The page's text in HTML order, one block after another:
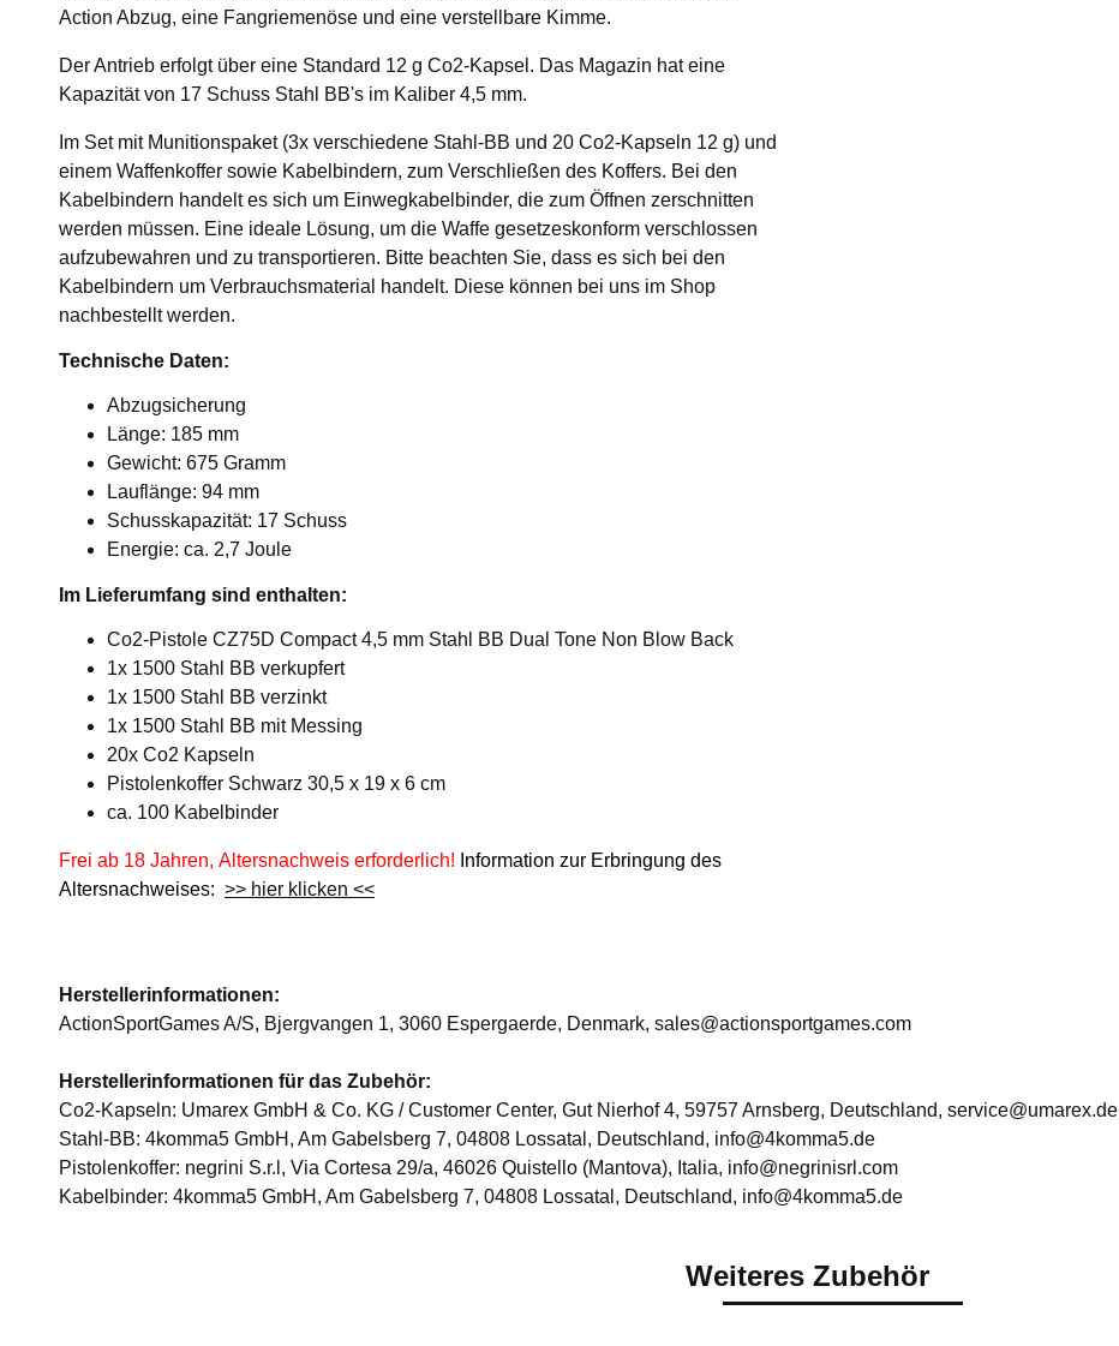
Action Abzug, eine Fangriemenöse und eine verstellbare Kimme.
Der Antrieb erfolgt über eine Standard 12 g Co2-Kapsel. Das Magazin hat eine
Kapazität von 17 Schuss Stahl BB's im Kaliber 4,5 mm.
Im Set mit Munitionspaket (3x verschiedene Stahl-BB und 20 Co2-Kapseln 12 g) und
einem Waffenkoffer sowie Kabelbindern, zum Verschließen des Koffers. Bei den
Kabelbindern handelt es sich um Einwegkabelbinder, die zum Öffnen zerschnitten
werden müssen. Eine ideale Lösung, um die Waffe gesetzeskonform verschlossen
aufzubewahren und zu transportieren. Bitte beachten Sie, dass es sich bei den
Kabelbindern um Verbrauchsmaterial handelt. Diese können bei uns im Shop
nachbestellt werden.
Technische Daten:
Abzugsicherung
Länge: 185 mm
Gewicht: 675 Gramm
Lauflänge: 94 mm
Schusskapazität: 17 Schuss
Energie: ca. 2,7 Joule
Im Lieferumfang sind enthalten:
Co2-Pistole CZ75D Compact 4,5 mm Stahl BB Dual Tone Non Blow Back
1x 1500 Stahl BB verkupfert
1x 1500 Stahl BB verzinkt
1x 1500 Stahl BB mit Messing
20x Co2 Kapseln
Pistolenkoffer Schwarz 30,5 x 19 x 6 cm
ca. 100 Kabelbinder
Frei ab 18 Jahren, Altersnachweis erforderlich! Information zur Erbringung des
Altersnachweises: >> hier klicken <<
Herstellerinformationen:
ActionSportGames A/S, Bjergvangen 1, 3060 Espergaerde, Denmark, sales@actionsportgames.com
Herstellerinformationen für das Zubehör:
Co2-Kapseln: Umarex GmbH & Co. KG / Customer Center, Gut Nierhof 4, 59757 Arnsberg, Deutschland, service@umarex.de
Stahl-BB: 4komma5 GmbH, Am Gabelsberg 7, 04808 Lossatal, Deutschland, info@4komma5.de
Pistolenkoffer: negrini S.r.l, Via Cortesa 29/a, 46026 Quistello (Mantova), Italia, info@negrinisrl.com
Kabelbinder: 4komma5 GmbH, Am Gabelsberg 7, 04808 Lossatal, Deutschland, info@4komma5.de
Weiteres Zubehör